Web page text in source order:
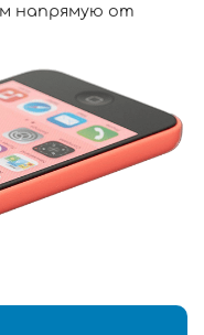
напрямую от